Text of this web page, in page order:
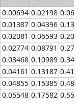
0.00694 0.02198
0.01387 0.04396
0.02081 0.06593
0.02774 0.08791
0.03468 0.10989
0.04161 0.13187
0.04855 0.15385
0.05548 0.17582